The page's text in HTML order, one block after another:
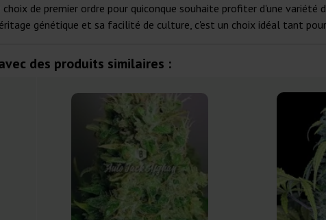
choix de premier ordre pour quiconque souhaite profiter d'une variété
génétique et sa facilité de culture, c'est un choix idéal tant
des produits similaires :